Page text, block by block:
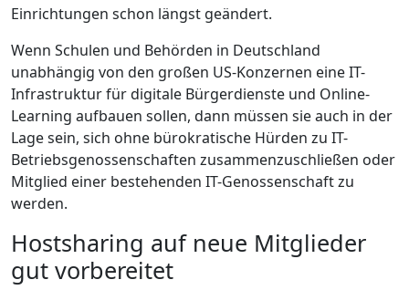
Einrichtungen schon längst geändert.
Wenn Schulen und Behörden in Deutschland
unabhängig von den großen US-Konzernen eine IT-
Infrastruktur für digitale Bürgerdienste und Online-
Learning aufbauen sollen, dann müssen sie auch in der
Lage sein, sich ohne bürokratische Hürden zu IT-
Betriebsgenossenschaften zusammenzuschließen oder
Mitglied einer bestehenden IT-Genossenschaft zu
werden.
Hostsharing auf neue Mitglieder
gut vorbereitet